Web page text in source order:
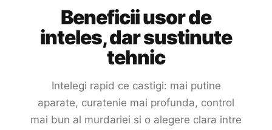
Beneficii usor de
inteles, dar sustinute
tehnic
Intelegi rapid ce castigi: mai putine
aparate, curatenie mai profunda, control
mai bun al murdariei si o alegere clara intre